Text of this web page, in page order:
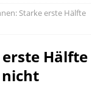
Starke erste Hälfte
Hälfte
nicht